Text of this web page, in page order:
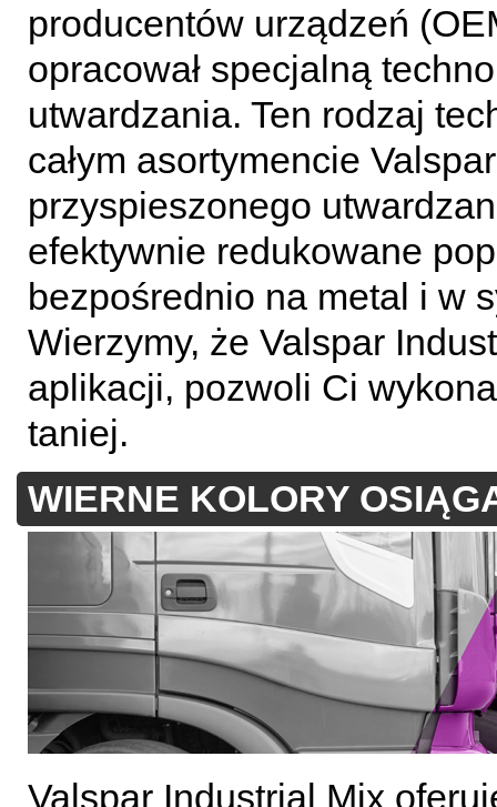
producentów urządzeń
opracował specjalną
utwardzania. Ten rodzaj
całym asortymencie
przyspieszonego
efektywnie redukowane
bezpośrednio na metal i w
Wierzymy, że Valspar
aplikacji, pozwoli Ci
taniej.
WIERNE KOLORY
Valspar Industrial Mix